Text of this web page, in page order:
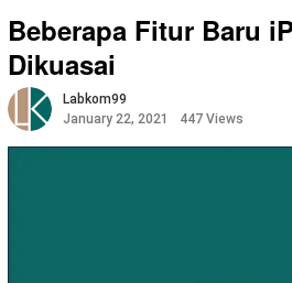
Beberapa Fitur Baru
Dikuasai
Labkom99
January 22, 2021
447 Views